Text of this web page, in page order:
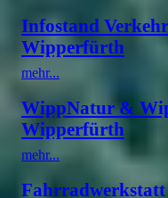
Infostand
Wipperfürth
mehr...
WippNatur &
Wipperfürth
mehr...
Fahrradwerkstatt